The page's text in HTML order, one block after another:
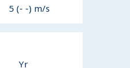
5 (- -) m/s
Yr